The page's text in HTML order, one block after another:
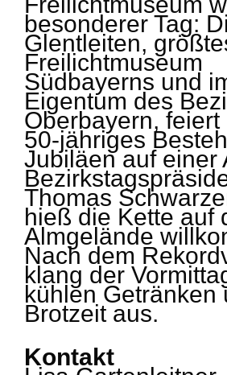
besonderer Tag:
Glentleiten,
Freilichtmuseum
Südbayerns und
Eigentum des
Oberbayern,
50-jähriges
Jubiläen auf einer
Thomas
hieß die Kette auf
Almgelände
Nach dem
klang der
kühlen Getränken
Brotzeit aus.
Kontakt